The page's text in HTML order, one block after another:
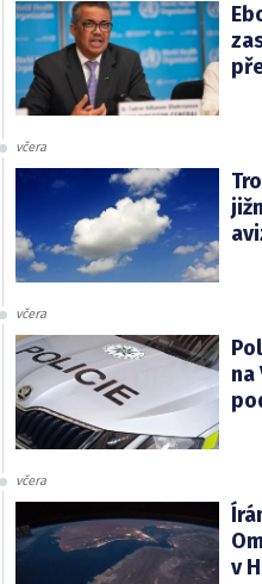
včera
včera
na
včera
v